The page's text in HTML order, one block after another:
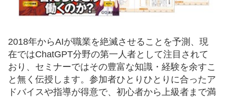
2018年からAIが職業を絶滅させることを予測、現
在ではChatGPT分野の第一人者として注目されて
おり、セミナーではその豊富な知識・経験を余すこ
と無く伝授します。参加者ひとりひとりに合ったア
ドバイスや指導が得意で、初心者から上級者まで満